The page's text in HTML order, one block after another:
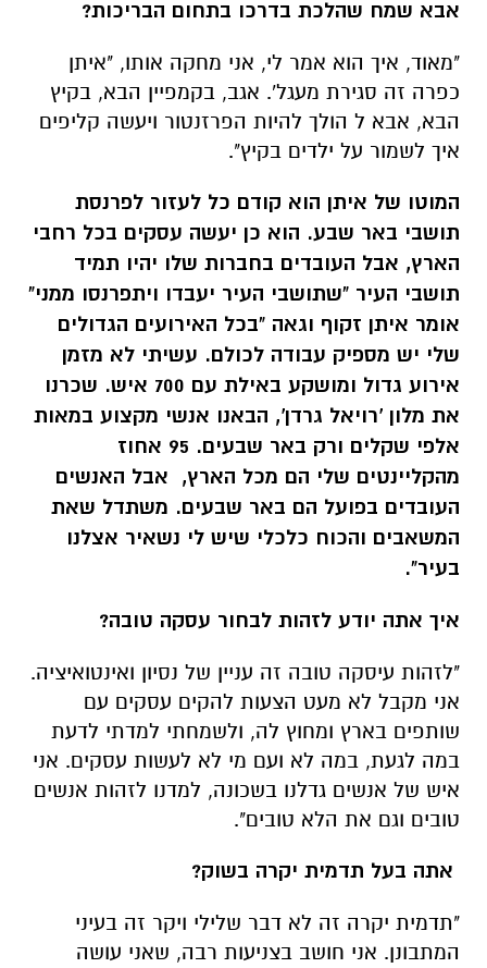
אבא שמח שהלכת בדרכו בתחום הבריכות?
"מאוד, איך הוא אמר לי, אני מחקה אותו, "איתן
כפרה זה סגירת מעגל'. אגב, בקמפיין הבא, בקיץ
הבא, אבא ל הולך להיות הפרזנטור ויעשה קליפים
איך לשמור על ילדים בקיץ".
המוטו של איתן הוא קודם כל לעזור לפרנסת
תושבי באר שבע. הוא כן יעשה עסקים בכל רחבי
הארץ, אבל העובדים בחברות שלו יהיו תמיד
תושבי העיר "שתושבי העיר יעבדו ויתפרנסו ממני"
אומר איתן זקוף וגאה "בכל האירועים הגדולים
שלי יש מספיק עבודה לכולם. עשיתי לא מזמן
אירוע גדול ומושקע באילת עם 700 איש. שכרנו
את מלון 'רויאל גרדן', הבאנו אנשי מקצוע במאות
אלפי שקלים ורק באר שבעים. 95 אחוז
מהקליינטים שלי הם מכל הארץ, אבל האנשים
העובדים בפועל הם באר שבעים. משתדל שאת
המשאבים והכוח כלכלי שיש לי נשאיר אצלנו
בעיר".
איך אתה יודע לזהות לבחור עסקה טובה?
"לזהות עיסקה טובה זה עניין של נסיון ואינטואיציה.
אני מקבל לא מעט הצעות להקים עסקים עם
שותפים בארץ ומחוץ לה, ולשמחתי למדתי לדעת
במה לגעת, במה לא ועם מי לא לעשות עסקים. אני
איש של אנשים גדלנו בשכונה, למדנו לזהות אנשים
טובים וגם את הלא טובים".
אתה בעל תדמית יקרה בשוק?
"תדמית יקרה זה לא דבר שלילי ויקר זה בעיני
המתבונן. אני חושב בצניעות רבה, שאני עושה